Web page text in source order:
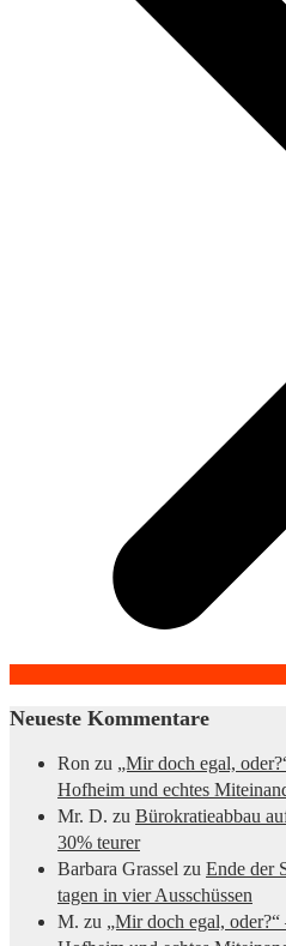
Neueste Kommentare
Ron zu „Mir doch egal,
Hofheim und echtes
Mr. D. zu Bürokratieabbau
30% teurer
Barbara Grassel zu Ende der
tagen in vier Ausschüssen
M. zu „Mir doch egal,